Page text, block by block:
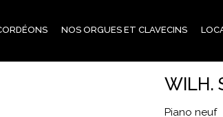
NOS ORGUES ET CLAVECINS
WILH.
Piano neuf